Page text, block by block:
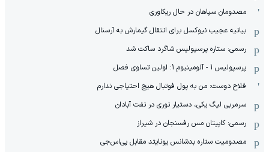
مصدومان سپاهان در حال ریکاوری
بیانیه عجیب نیوکسل برای انتقال گیمارش به آرسنال
رسمی: ستاره پرسپولیس شاگرد ساکت شد
پرسپولیس 1 - آلومینیوم 1: اولین تساوی فصل
فلاح دوست: من به پول فوتبال هیچ احتیاجی ندارم
سرمربی لیگ یکی، دستیار نوری در نفت آبادان
رسمی: کاپیتان مس رفسنجان در شیراز
مصدومیت ستاره بدشانس یونایتد مقابل پی‌اس‌جی